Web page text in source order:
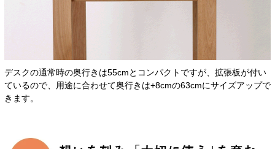
デスクの通常時の奥行きは55cmとコンパクトですが、拡張板が付い
ているので、用途に合わせて奥行きは+8cmの63cmにサイズアップで
きます。